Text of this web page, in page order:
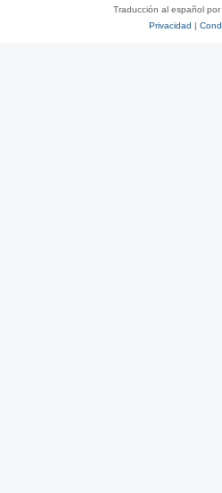
Traducción al español por
Privacidad